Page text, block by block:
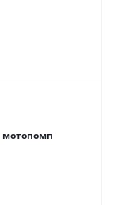
мотопомп